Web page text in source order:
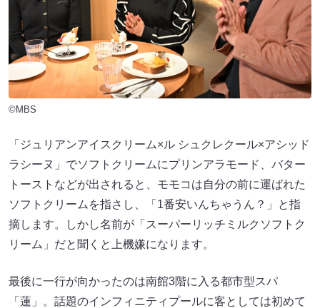
©MBS
「ジュリアンアイスクリーム×ル シュクレクール×アシッド
ラシーヌ」でソフトクリームにプリンアラモード、バター
トーストなどが出されると、モモコは自分の前に運ばれた
ソフトクリームを指さし、「1番安いんちゃうん？」と指
摘します。しかし名前が「スーパーリッチミルクソフトク
リーム」だと聞くと上機嫌になります。
最後に一行が向かったのは南館3階に入る都市型スパ
「蓮」。話題のインフィニティプールに客としては初めて